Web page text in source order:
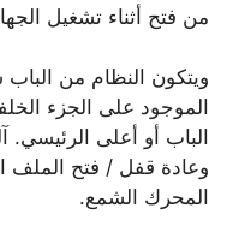
من فتح أثناء تشغيل
ويتكون النظام من
الموجود على الجزء
الباب أو أعلى
وعادة قفل / فتح الملف
المحرك الشمع.